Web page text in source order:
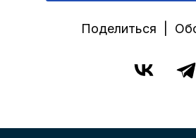
Поделиться |